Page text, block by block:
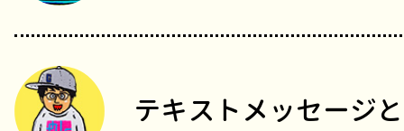
テキストメッセージ